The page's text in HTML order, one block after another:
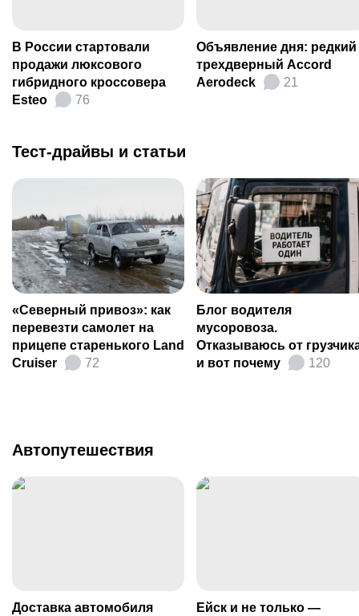
В России стартовали
продажи люксового
гибридного кроссовера
Esteo
76
Объявление дня: редкий
трехдверный Accord
Aerodeck
21
Тест-драйвы и статьи
«Северный привоз»: как
перевезти самолет на
прицепе старенького Land
Cruiser
72
Блог водителя
мусоровоза.
Отказываюсь от
и вот почему
120
Автопутешествия
Доставка автомобиля
Ейск и не только —